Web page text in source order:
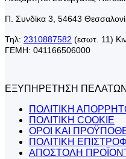
Π. Συνδίκα 3, 54643
Τηλ: 2310887582 (εσωτ. 11)
ΓΕΜΗ: 041166506000
ΕΞΥΠΗΡΕΤΗΣΗ ΠΕΛΑΤΩΝ
ΠΟΛΙΤΙΚΗ
ΠΟΛΙΤΙΚΗ COOKIE
ΟΡΟΙ ΚΑΙ
ΠΟΛΙΤΙΚΗ
ΑΠΟΣΤΟΛΗ